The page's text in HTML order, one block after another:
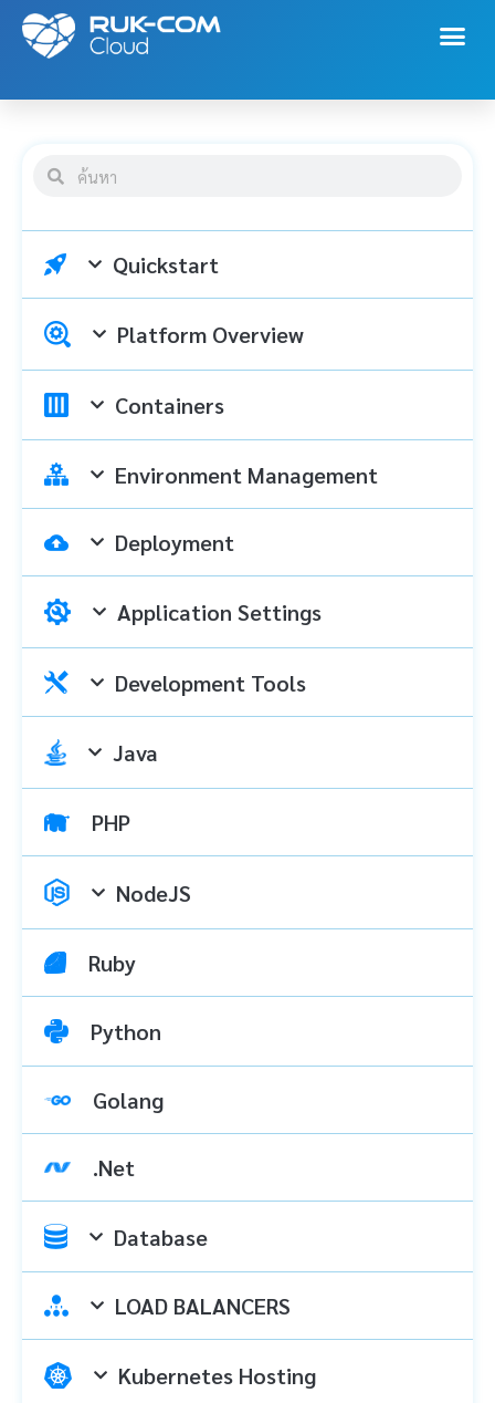
Quickstart
Platform Overview
Containers
Environment Management
Deployment
Application Settings
Development Tools
Java
PHP
NodeJS
Ruby
Python
Golang
.Net
Database
LOAD BALANCERS
Kubernetes Hosting